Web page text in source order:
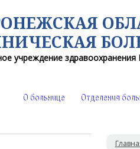
учреждение здравоохранения
О больнице Отделения